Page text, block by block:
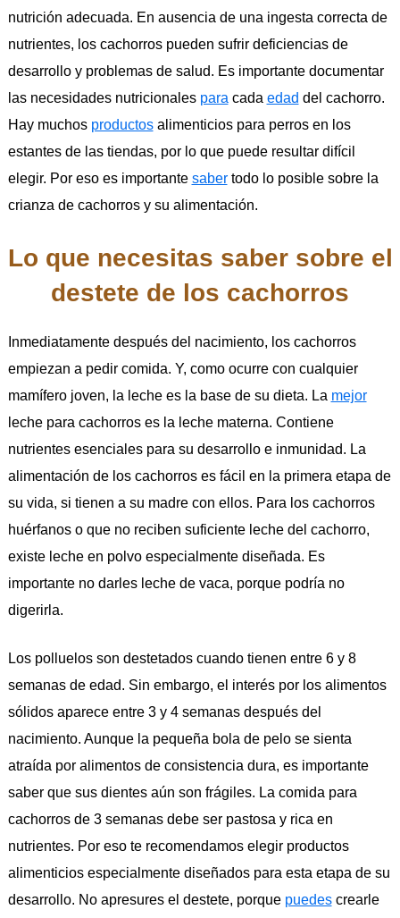
nutrición adecuada. En ausencia de una ingesta correcta de
nutrientes, los cachorros pueden sufrir deficiencias de
desarrollo y problemas de salud. Es importante documentar
las necesidades nutricionales para cada edad del cachorro.
Hay muchos productosalimenticios para perros en los
estantes de las tiendas, por lo que puede resultar difícil
elegir. Por eso es importante sabertodo lo posible sobre la
crianza de cachorros y su alimentación.
Lo que necesitas saber sobre el
destete de los cachorros
Inmediatamente después del nacimiento, los cachorros
empiezan a pedir comida. Y, como ocurre con cualquier
mamífero joven, la leche es la base de su dieta. La mejor
leche para cachorros es la leche materna. Contiene
nutrientes esenciales para su desarrollo e inmunidad. La
alimentación de los cachorros es fácil en la primera etapa de
su vida, si tienen a su madre con ellos. Para los cachorros
huérfanos o que no reciben suficiente leche del cachorro,
existe leche en polvo especialmente diseñada. Es
importante no darles leche de vaca, porque podría no
digerirla.
Los polluelos son destetados cuando tienen entre 6 y 8
semanas de edad. Sin embargo, el interés por los alimentos
sólidos aparece entre 3 y 4 semanas después del
nacimiento. Aunque la pequeña bola de pelo se sienta
atraída por alimentos de consistencia dura, es importante
saber que sus dientes aún son frágiles. La comida para
cachorros de 3 semanas debe ser pastosa y rica en
nutrientes. Por eso te recomendamos elegir productos
alimenticios especialmente diseñados para esta etapa de su
desarrollo. No apresures el destete, porque puedescrearle